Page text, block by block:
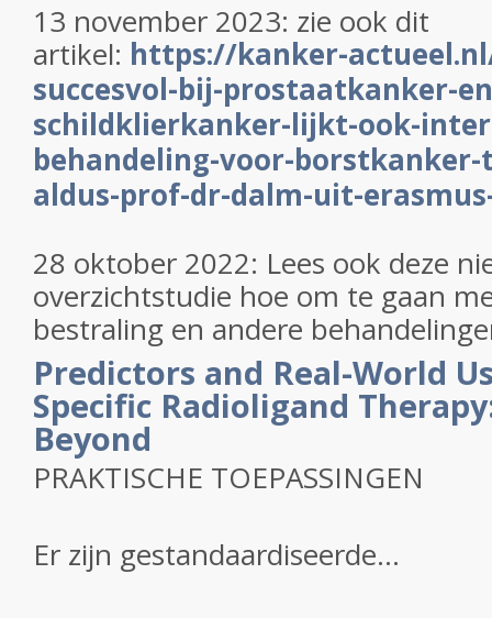
13 november 2023: zie ook dit
artikel: https://kanker-
succesvol-bij-prostaatkanker-
schildklierkanker-lijkt-ook-
behandeling-voor-
aldus-prof-dr-dalm-uit-
28 oktober 2022: Lees ook deze
overzichtstudie hoe om te gaan
bestraling en andere
Predictors and Real-World
Specific Radioligand
Beyond
PRAKTISCHE TOEPASSINGEN
Er zijn gestandaardiseerde...